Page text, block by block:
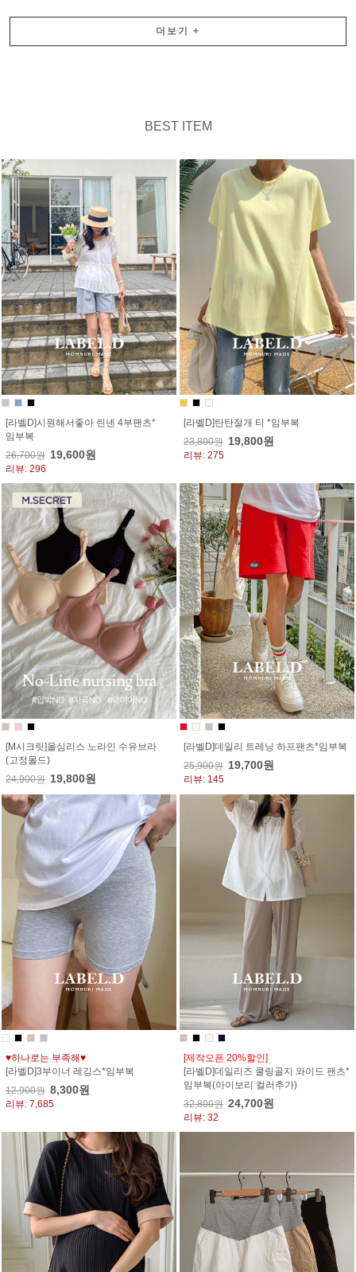
더보기 +
BEST ITEM
[라벨D]시원해서좋아 린넨 4부팬츠*
임부복
26,700원 19,600원
리뷰: 296
[라벨D]탄탄절개 티 *임부복
23,800원 19,800원
리뷰: 275
[M시크릿]올심리스 노라인 수유브라
(고정몰드)
24,900원 19,800원
[라벨D]데일리 트레닝 하프팬츠*임부복
25,900원 19,700원
리뷰: 145
♥하나로는 부족해♥
[라벨D]3부이너 레깅스*임부복
12,900원 8,300원
리뷰: 7,685
[제작오픈 20%할인]
[라벨D]데일리즈 쿨링골지 와이드 팬츠*
임부복(아이보리 컬러추가)
32,800원 24,700원
리뷰: 32